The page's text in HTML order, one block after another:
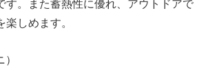
す。また蓄熱性に優れ、アウトドアで
楽しめます。